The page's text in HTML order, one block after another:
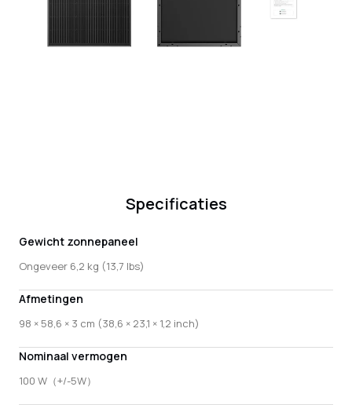
Specificaties
Gewicht zonnepaneel
Ongeveer 6,2 kg (13,7 lbs)
Afmetingen
98 × 58,6 × 3 cm (38,6 × 23,1 × 1,2 inch)
Nominaal vermogen
100 W（+/-5W）